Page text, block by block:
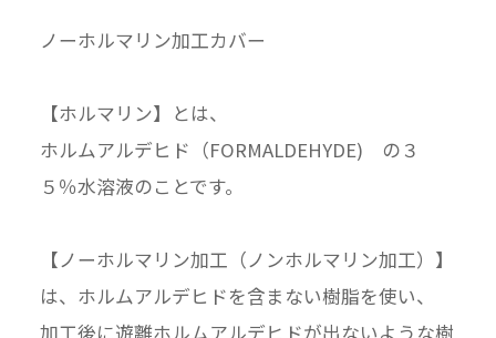
ノーホルマリン加工カバー
【ホルマリン】とは、
ホルムアルデヒド（FORMALDEHYDE) の３
５％水溶液のことです。
【ノーホルマリン加工（ノンホルマリン加工）】
は、ホルムアルデヒドを含まない樹脂を使い、
加工後に遊離ホルムアルデヒドが出ないような樹